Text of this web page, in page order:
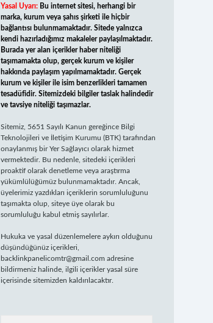
Yasal Uyarı: Bu internet sitesi, herhangi bir
marka, kurum veya şahıs şirketi ile hiçbir
bağlantısı bulunmamaktadır. Sitede yalnızca
kendi hazırladığımız makaleler paylaşılmaktadır.
Burada yer alan içerikler haber niteliği
taşımamakta olup, gerçek kurum ve kişiler
hakkında paylaşım yapılmamaktadır. Gerçek
kurum ve kişiler ile isim benzerlikleri tamamen
tesadüfidir. Sitemizdeki bilgiler taslak halindedir
ve tavsiye niteliği taşımazlar.
Sitemiz, 5651 Sayılı Kanun gereğince Bilgi
Teknolojileri ve İletişim Kurumu (BTK) tarafından
onaylanmış bir Yer Sağlayıcı olarak hizmet
vermektedir. Bu nedenle, sitedeki içerikleri
proaktif olarak denetleme veya araştırma
yükümlülüğümüz bulunmamaktadır. Ancak,
üyelerimiz yazdıkları içeriklerin sorumluluğunu
taşımakta olup, siteye üye olarak bu
sorumluluğu kabul etmiş sayılırlar.
Hukuka ve yasal düzenlemelere aykırı olduğunu
düşündüğünüz içerikleri,
backlinkpanelicomtr@gmail.com adresine
bildirmeniz halinde, ilgili içerikler yasal süre
içerisinde sitemizden kaldırılacaktır.